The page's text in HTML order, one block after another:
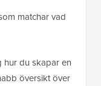
matchar vad
hur du skapar en
översikt över